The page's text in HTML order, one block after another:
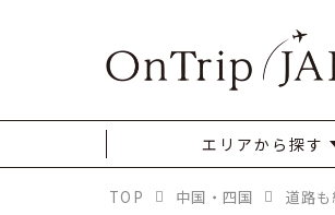
エリアから探す
TOP 中国・四国